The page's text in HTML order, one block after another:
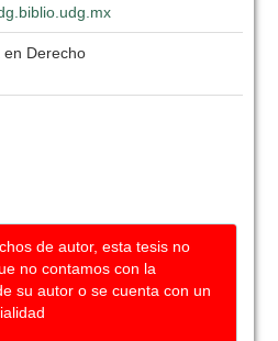
en Derecho
de autor, esta tesis no
no contamos con la
su autor o se cuenta con un